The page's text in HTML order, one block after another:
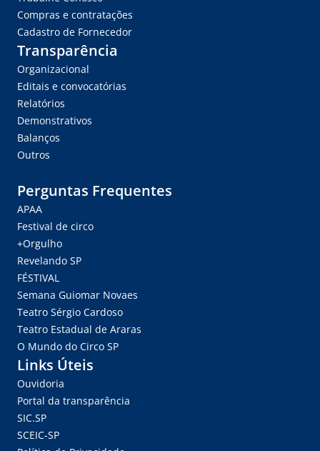
Compras e contratações
Cadastro de Fornecedor
Transparência
Organizacional
Editais e convocatórias
Relatórios
Demonstrativos
Balanços
Outros
Perguntas Frequentes
APAA
Festival de circo
+Orgulho
Revelando SP
FÉSTIVAL
Semana Guiomar Novaes
Teatro Sérgio Cardoso
Teatro Estadual de Araras
O Mundo do Circo SP
Links Úteis
Ouvidoria
Portal da transparência
SIC.SP
SCEIC-SP